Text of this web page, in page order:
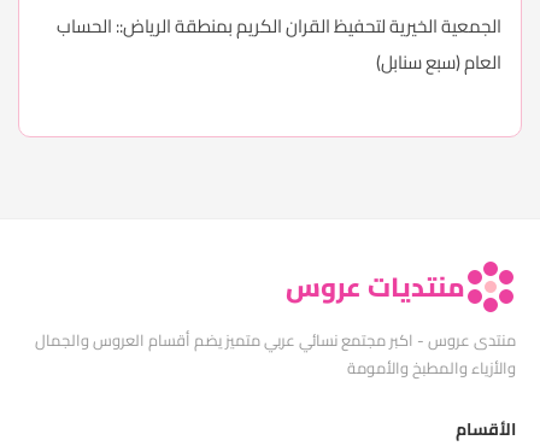
الجمعية الخيرية لتحفيظ القران الكريم بمنطقة الرياض:: الحساب
العام (سبع سنابل)
منتديات عروس
منتدى عروس - اكبر مجتمع نسائي عربي متميز يضم أقسام العروس والجمال
والأزياء والمطبخ والأمومة
الأقسام